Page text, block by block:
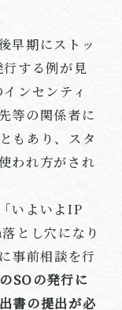
早期にストッ
する例が見
ンセンティ
等の関係者に
もあり、スタ
われ方がされ
いよいよIP
とし穴になり
事前相談を行
SOの発行に
書の提出が必